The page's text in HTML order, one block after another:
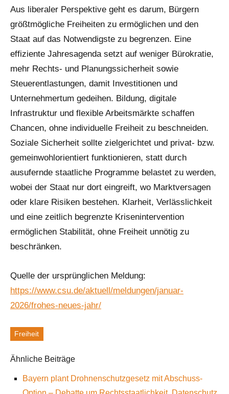
Aus liberaler Perspektive geht es darum, Bürgern
größtmögliche Freiheiten zu ermöglichen und den
Staat auf das Notwendigste zu begrenzen. Eine
effiziente Jahresagenda setzt auf weniger Bürokratie,
mehr Rechts- und Planungssicherheit sowie
Steuerentlastungen, damit Investitionen und
Unternehmertum gedeihen. Bildung, digitale
Infrastruktur und flexible Arbeitsmärkte schaffen
Chancen, ohne individuelle Freiheit zu beschneiden.
Soziale Sicherheit sollte zielgerichtet und privat- bzw.
gemeinwohlorientiert funktionieren, statt durch
ausufernde staatliche Programme belastet zu werden,
wobei der Staat nur dort eingreift, wo Marktversagen
oder klare Risiken bestehen. Klarheit, Verlässlichkeit
und eine zeitlich begrenzte Krisenintervention
ermöglichen Stabilität, ohne Freiheit unnötig zu
beschränken.
Quelle der ursprünglichen Meldung:
https://www.csu.de/aktuell/meldungen/januar-
2026/frohes-neues-jahr/
Schlagworte
Freiheit
Ähnliche Beiträge
Bayern plant Drohnenschutzgesetz mit Abschuss-